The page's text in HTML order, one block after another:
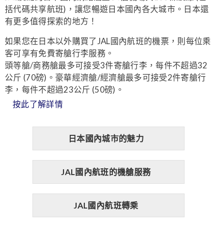
括代碼共享航班)，讓您暢遊日本國內各大城市。日本還
有更多值得探索的地方！
如果您在日本以外購買了JAL國內航班的機票，則每位乘
客可享有免費寄艙行李服務。
頭等艙/商務艙最多可接受3件寄艙行李，每件不超過32
公斤 (70磅)。豪華經濟艙/經濟艙最多可接受2件寄艙行
李，每件不超過23公斤 (50磅)。
按此了解詳情
日本國內城市的魅力
JAL國內航班的機艙服務
JAL國內航班轉乘